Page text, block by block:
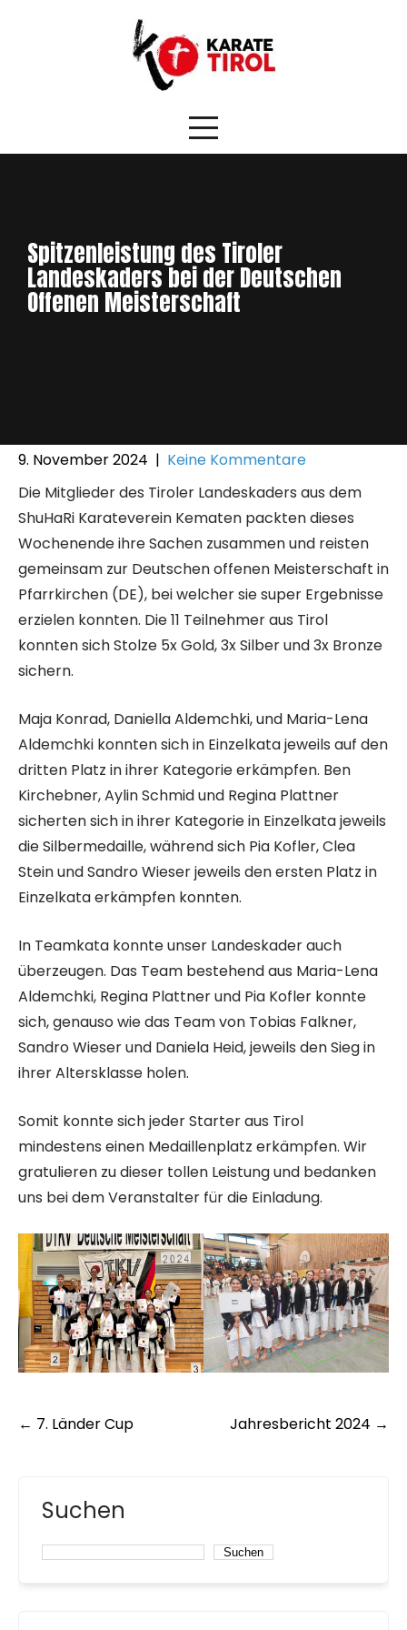
Spitzenleistung des Tiroler
Landeskaders bei der Deutschen
Offenen Meisterschaft
9. November 2024 | Keine Kommentare
Die Mitglieder des Tiroler Landeskaders aus dem
ShuHaRi Karateverein Kematen packten dieses
Wochenende ihre Sachen zusammen und reisten
gemeinsam zur Deutschen offenen Meisterschaft in
Pfarrkirchen (DE), bei welcher sie super Ergebnisse
erzielen konnten. Die 11 Teilnehmer aus Tirol
konnten sich Stolze 5x Gold, 3x Silber und 3x Bronze
sichern.
Maja Konrad, Daniella Aldemchki, und Maria-Lena
Aldemchki konnten sich in Einzelkata jeweils auf den
dritten Platz in ihrer Kategorie erkämpfen. Ben
Kirchebner, Aylin Schmid und Regina Plattner
sicherten sich in ihrer Kategorie in Einzelkata jeweils
die Silbermedaille, während sich Pia Kofler, Clea
Stein und Sandro Wieser jeweils den ersten Platz in
Einzelkata erkämpfen konnten.
In Teamkata konnte unser Landeskader auch
überzeugen. Das Team bestehend aus Maria-Lena
Aldemchki, Regina Plattner und Pia Kofler konnte
sich, genauso wie das Team von Tobias Falkner,
Sandro Wieser und Daniela Heid, jeweils den Sieg in
ihrer Altersklasse holen.
Somit konnte sich jeder Starter aus Tirol
mindestens einen Medaillenplatz erkämpfen. Wir
gratulieren zu dieser tollen Leistung und bedanken
uns bei dem Veranstalter für die Einladung.
Post
← 7. Länder Cup Jahresbericht 2024 →
Suchen
Suchen